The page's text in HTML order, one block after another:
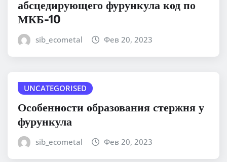
абсцедирующего фурункула код по
МКБ-10
sib_ecometal Фев 20, 2023
UNCATEGORISED
Особенности образования стержня у
фурункула
sib_ecometal Фев 20, 2023